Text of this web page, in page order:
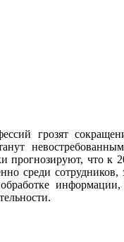
грозят
прогнозируют, что к
среди